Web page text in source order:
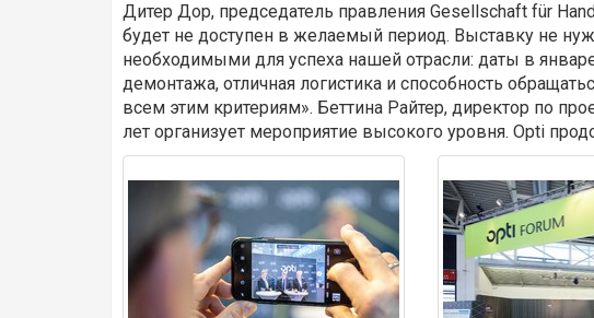
Дитер Дор, председатель правления Gesellschaft für
будет не доступен в желаемый период. Выставку не
необходимыми для успеха нашей отрасли: даты в
демонтажа, отличная логистика и способность
всем этим критериям». Беттина Райтер, директор по
лет организует мероприятие высокого уровня. Opti